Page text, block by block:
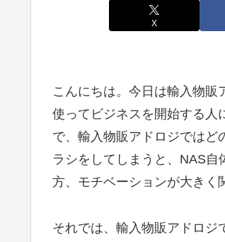
X
こんにちは。今日は輸入物販
使ってビジネスを開始する人
で、輸入物販アドロジではど
ラシをしてしまうと、NAS自
方、モチベーションが大きく
それでは、輸入物販アドロジ